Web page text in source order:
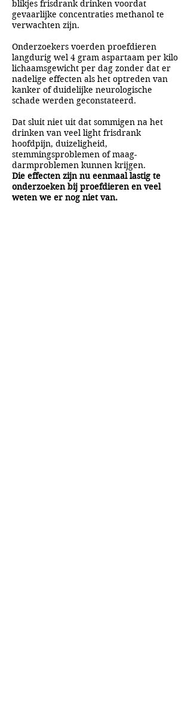
blikjes frisdrank drinken voordat
gevaarlijke concentraties methanol te
verwachten zijn.
Onderzoekers voerden proefdieren
langdurig wel 4 gram aspartaam per kilo
lichaamsgewicht per dag zonder dat er
nadelige effecten als het optreden van
kanker of duidelijke neurologische
schade werden geconstateerd.
Dat sluit niet uit dat sommigen na het
drinken van veel light frisdrank
hoofdpijn, duizeligheid,
stemmingsproblemen of maag-
darmproblemen kunnen krijgen.
Die effecten zijn nu eenmaal lastig te
onderzoeken bij proefdieren en veel
weten we er nog niet van.